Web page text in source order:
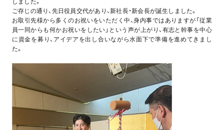
しました。
ご存じの通り、先日役員交代があり、新社長・新会長が誕生しました。
お取引先様から多くのお祝いをいただく中、身内事ではありますが「従業
員一同からも何かお祝いをしたい」という声が上がり、有志と幹事を中心
に資金を募り、アイデアを出し合いながら水面下で準備を進めてきまし
た。